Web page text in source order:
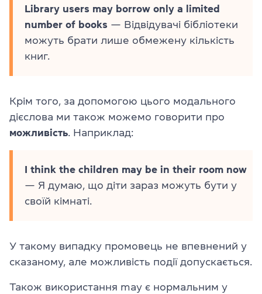
Library users may borrow only a limited
number of books — Відвідувачі бібліотеки
можуть брати лише обмежену кількість
книг.
Крім того, за допомогою цього модального
дієслова ми також можемо говорити про
можливість. Наприклад:
I think the children may be in their room now
— Я думаю, що діти зараз можуть бути у
своїй кімнаті.
У такому випадку промовець не впевнений у
сказаному, але можливість події допускається.
Також використання may є нормальним у